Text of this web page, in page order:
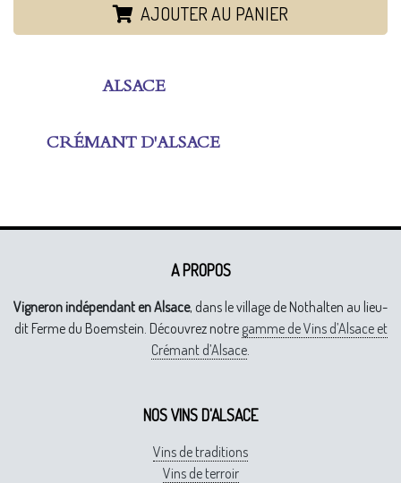
AJOUTER AU PANIER
ALSACE
CRÉMANT D'ALSACE
A PROPOS
Vigneron indépendant en Alsace, dans le village de Nothalten au lieu-
dit Ferme du Boemstein. Découvrez notre gamme de Vins d’Alsace et
Crémant d’Alsace
NOS VINS D'ALSACE
Vins de traditions
Vins de terroir